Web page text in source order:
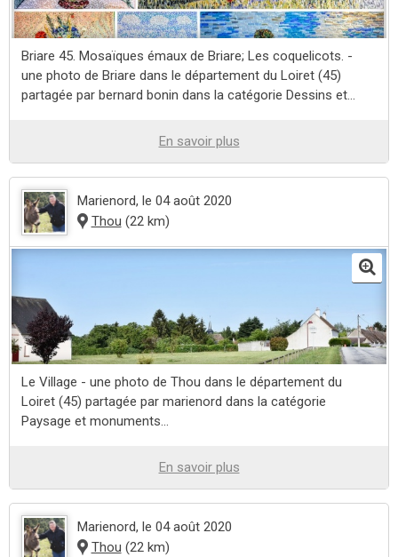
Briare 45. Mosaïques émaux de Briare; Les coquelicots. -
une photo de Briare dans le département du Loiret (45)
partagée par bernard bonin dans la catégorie Dessins et...
En savoir plus
Marienord, le 04 août 2020
Thou (22 km)
Le Village - une photo de Thou dans le département du
Loiret (45) partagée par marienord dans la catégorie
Paysage et monuments...
En savoir plus
Marienord, le 04 août 2020
Thou (22 km)